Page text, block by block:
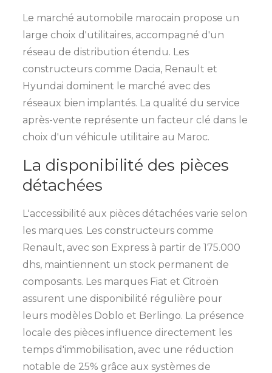
Le marché automobile marocain propose un
large choix d'utilitaires, accompagné d'un
réseau de distribution étendu. Les
constructeurs comme Dacia, Renault et
Hyundai dominent le marché avec des
réseaux bien implantés. La qualité du service
après-vente représente un facteur clé dans le
choix d'un véhicule utilitaire au Maroc.
La disponibilité des pièces
détachées
L'accessibilité aux pièces détachées varie selon
les marques. Les constructeurs comme
Renault, avec son Express à partir de 175.000
dhs, maintiennent un stock permanent de
composants. Les marques Fiat et Citroën
assurent une disponibilité régulière pour
leurs modèles Doblo et Berlingo. La présence
locale des pièces influence directement les
temps d'immobilisation, avec une réduction
notable de 25% grâce aux systèmes de